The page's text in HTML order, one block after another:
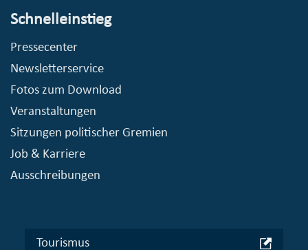
Schnelleinstieg
Pressecenter
Newsletterservice
Fotos zum Download
Veranstaltungen
Sitzungen politischer Gremien
Job & Karriere
Ausschreibungen
Tourismus